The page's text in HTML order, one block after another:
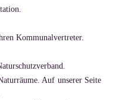
Kommunalvertreter.
Auf unserer Seite